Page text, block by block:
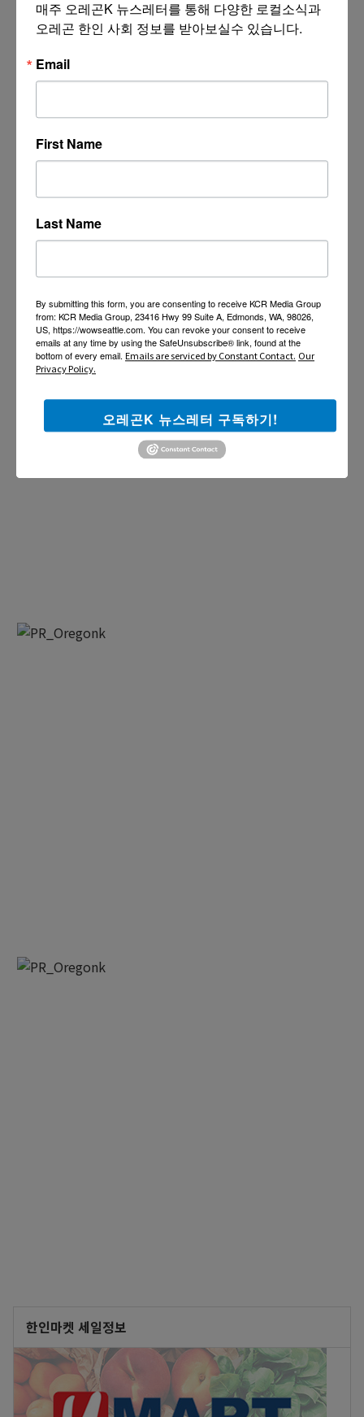
한인마켓 세일정보
매주 오레곤K 뉴스레터를 통해 다양한 로컬소식과
오레곤 한인 사회 정보를 받아보실수 있습니다.
Email
First Name
Last Name
By submitting this form, you are consenting to receive KCR Media Group
from: KCR Media Group, 23416 Hwy 99 Suite A, Edmonds, WA, 98026,
US, https://wowseattle.com. You can revoke your consent to receive
emails at any time by using the SafeUnsubscribe® link, found at the
bottom of every email. Emails are serviced by Constant Contact. Our
Privacy Policy.
오레곤K 뉴스레터 구독하기!